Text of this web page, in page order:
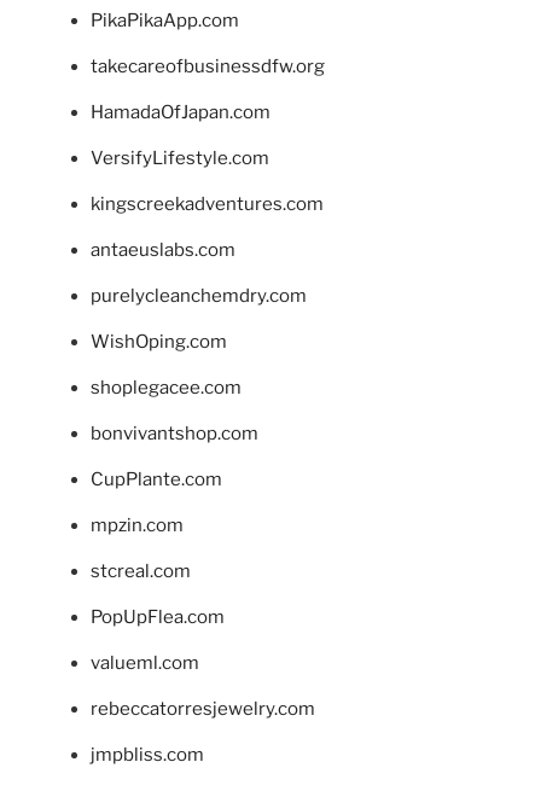
PikaPikaApp.com
takecareofbusinessdfw.org
HamadaOfJapan.com
VersifyLifestyle.com
kingscreekadventures.com
antaeuslabs.com
purelycleanchemdry.com
WishOping.com
shoplegacee.com
bonvivantshop.com
CupPlante.com
mpzin.com
stcreal.com
PopUpFlea.com
valueml.com
rebeccatorresjewelry.com
jmpbliss.com